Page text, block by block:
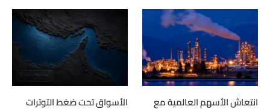
انتعاش الأسهم العالمية مع الأسواق تحت ضغط التوترات